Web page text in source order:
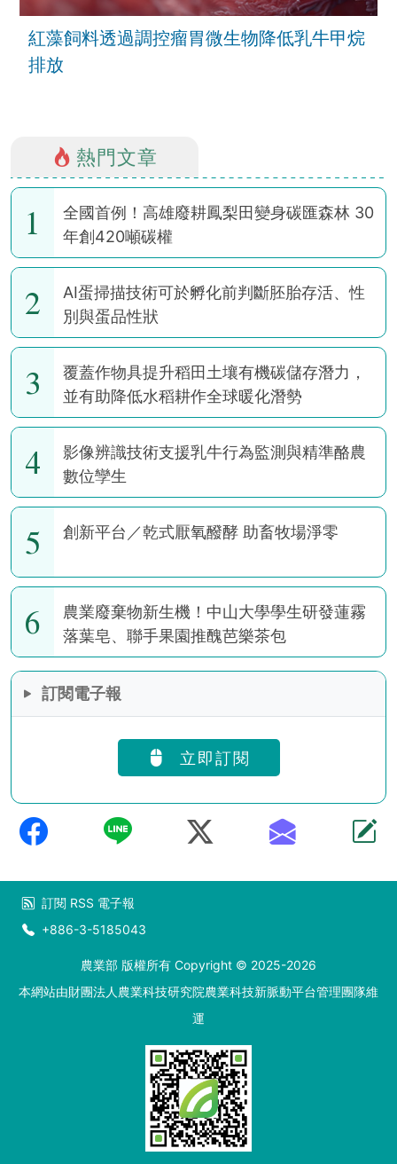
紅藻飼料透過調控瘤胃微生物降低乳牛甲烷
排放
熱門文章
1
全國首例！高雄廢耕鳳梨田變身碳匯森林 30
年創420噸碳權
2
AI蛋掃描技術可於孵化前判斷胚胎存活、性
別與蛋品性狀
3
覆蓋作物具提升稻田土壤有機碳儲存潛力，
並有助降低水稻耕作全球暖化潛勢
4
影像辨識技術支援乳牛行為監測與精準酪農
數位孿生
5 創新平台／乾式厭氧醱酵 助畜牧場淨零
6
農業廢棄物新生機！中山大學學生研發蓮霧
落葉皂、聯手果園推醜芭樂茶包
訂閱電子報
立即訂閱
訂閱 RSS 電子報
+886-3-5185043
農業部 版權所有 Copyright © 2025-2026
本網站由財團法人農業科技研究院農業科技新脈動平台管理團隊維
運